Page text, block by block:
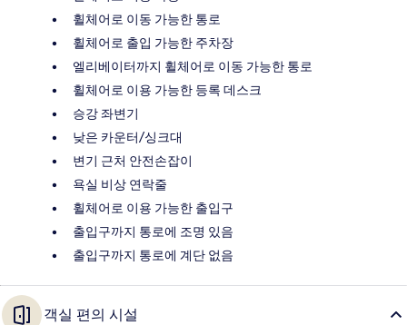
휠체어로 이동 가능한 통로
휠체어로 출입 가능한 주차장
엘리베이터까지 휠체어로 이동 가능한 통로
휠체어로 이용 가능한 등록 데스크
승강 좌변기
낮은 카운터/싱크대
변기 근처 안전손잡이
욕실 비상 연락줄
휠체어로 이용 가능한 출입구
출입구까지 통로에 조명 있음
출입구까지 통로에 계단 없음
객실 편의 시설